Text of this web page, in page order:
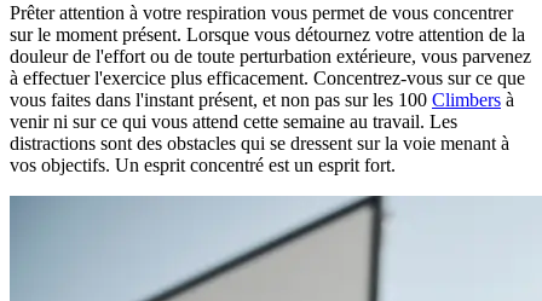
Prêter attention à votre respiration vous permet de vous concentrer
sur le moment présent. Lorsque vous détournez votre attention de la
douleur de l'effort ou de toute perturbation extérieure, vous parvenez
à effectuer l'exercice plus efficacement. Concentrez-vous sur ce que
vous faites dans l'instant présent, et non pas sur les 100 Climbers à
venir ni sur ce qui vous attend cette semaine au travail. Les
distractions sont des obstacles qui se dressent sur la voie menant à
vos objectifs. Un esprit concentré est un esprit fort.